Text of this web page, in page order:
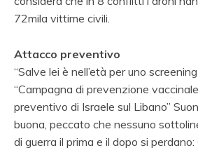
72mila vittime civili.
Attacco preventivo
“Salve lei è nell’età per uno
“Campagna di prevenzione
preventivo di Israele sul Libano”
buona, peccato che nessuno
di guerra il prima e il dopo si perdano: